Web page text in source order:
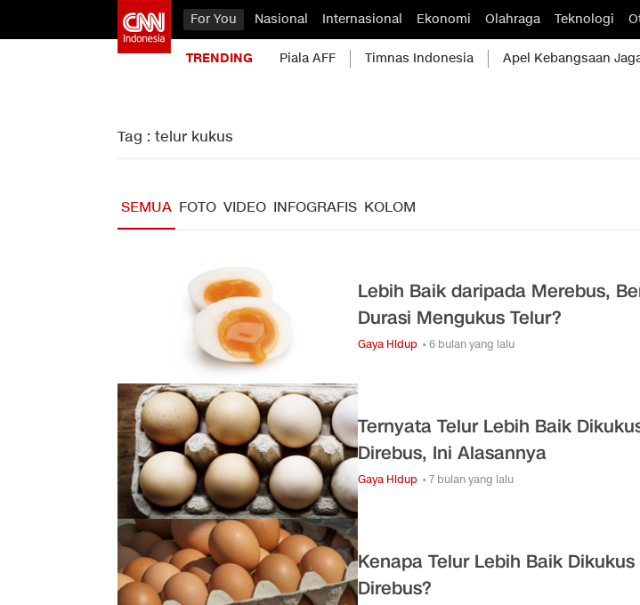
For You Nasional Internasional Ekonomi Olahraga Teknologi
TRENDING Piala AFF Timnas Indonesia Apel Kebangsaan
Tag : telur kukus
SEMUA FOTO VIDEO INFOGRAFIS KOLOM
Lebih Baik daripada Merebus,
Durasi Mengukus Telur?
Gaya Hidup • 6 bulan yang lalu
Ternyata Telur Lebih Baik
Direbus, Ini Alasannya
Gaya Hidup • 7 bulan yang lalu
Kenapa Telur Lebih Baik
Direbus?